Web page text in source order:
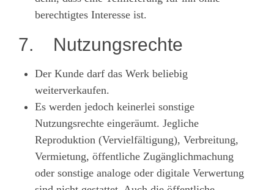
berechtigtes Interesse ist.
7. Nutzungsrechte
Der Kunde darf das Werk beliebig
weiterverkaufen.
Es werden jedoch keinerlei sonstige
Nutzungsrechte eingeräumt. Jegliche
Reproduktion (Vervielfältigung), Verbreitung,
Vermietung, öffentliche Zugänglichmachung
oder sonstige analoge oder digitale Verwertung